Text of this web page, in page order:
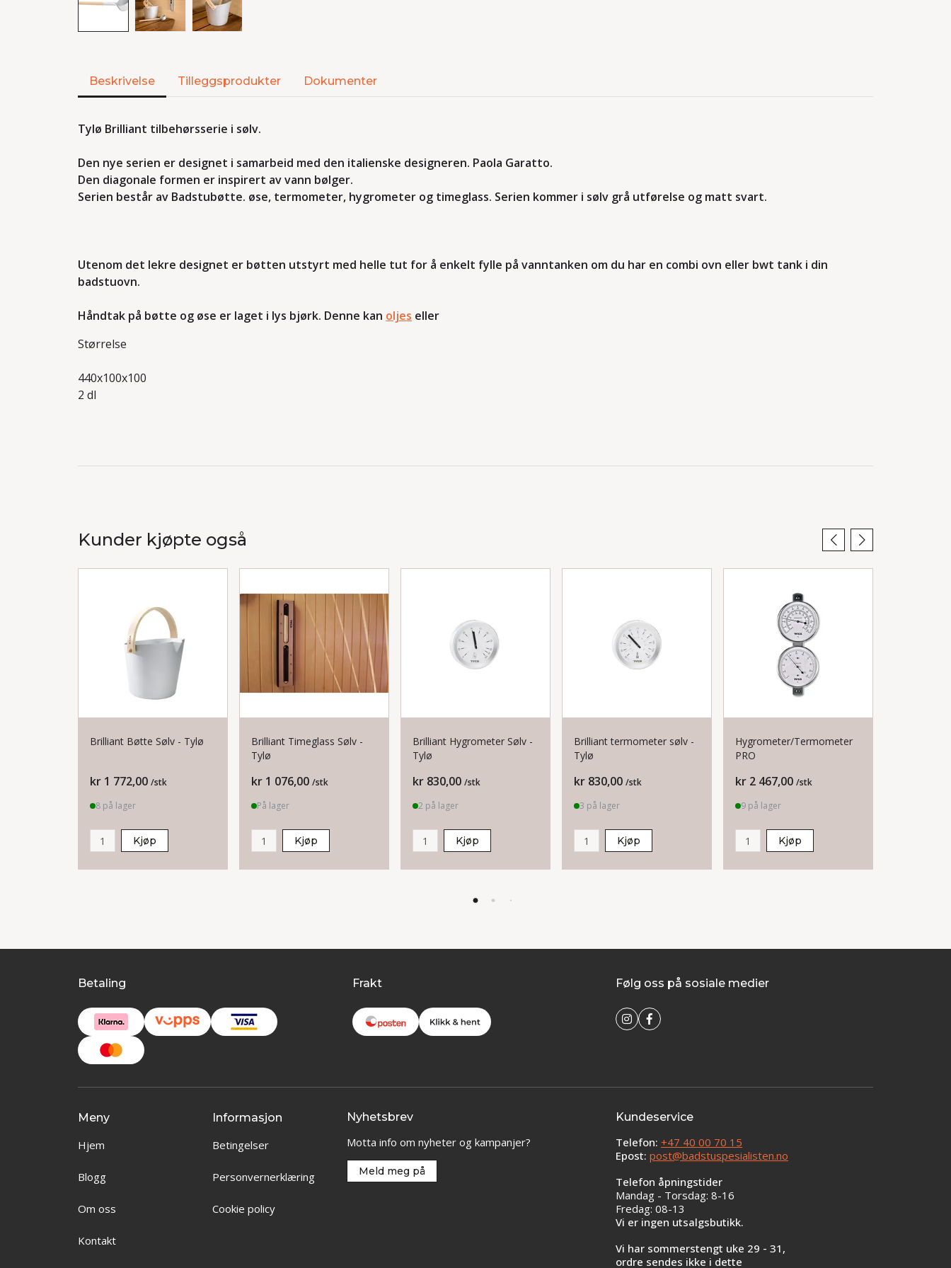
Beskrivelse Tilleggsprodukter Dokumenter
Tylø Brilliant tilbehørsserie i sølv.
Den nye serien er designet i samarbeid med den italienske designeren. Paola Garatto.
Den diagonale formen er inspirert av vann bølger.
Serien består av Badstubøtte. øse, termometer, hygrometer og timeglass. Serien kommer i sølv grå utførelse og matt svart.
Utenom det lekre designet er bøtten utstyrt med helle tut for å enkelt fylle på vanntanken om du har en combi ovn eller bwt tank i din
badstuovn.
Håndtak på bøtte og øse er laget i lys bjørk. Denne kan oljes eller
Størrelse
440x100x100
2 dl
Kunder kjøpte også
Brilliant Bøtte Sølv - Tylø
Pris
kr 1 772,00 /stk
8 på lager
Kjøp
Brilliant Timeglass Sølv -
Tylø
Pris
kr 1 076,00 /stk
På lager
Kjøp
Brilliant Hygrometer Sølv -
Tylø
Pris
kr 830,00 /stk
2 på lager
Kjøp
Brilliant termometer sølv -
Tylø
Pris
kr 830,00 /stk
3 på lager
Kjøp
Hygrometer/Termometer
PRO
Pris
kr 2 467,00 /stk
9 på lager
Kjøp
Betaling Frakt Følg oss på sosiale medier
Meny
Hjem
Blogg
Om oss
Kontakt
Informasjon
Betingelser
Personvernerklæring
Cookie policy
Nyhetsbrev
Motta info om nyheter og kampanjer?
Meld meg på
Kundeservice
Telefon: +47 40 00 70 15
Epost: post@badstuspesialisten.no
Telefon åpningstider
Mandag - Torsdag: 8-16
Fredag: 08-13
Vi er ingen utsalgsbutikk.
Vi har sommerstengt uke 29 - 31,
ordre sendes ikke i dette